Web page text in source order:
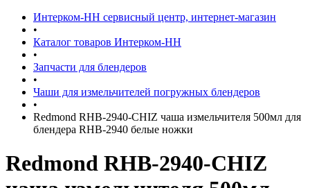
Интерком-НН сервисный центр, интернет-магазин
•
Каталог товаров Интерком-НН
•
Запчасти для блендеров
•
Чаши для измельчителей погружных блендеров
•
Redmond RHB-2940-CHIZ чаша измельчителя 500мл для
блендера RHB-2940 белые ножки
Redmond RHB-2940-CHIZ